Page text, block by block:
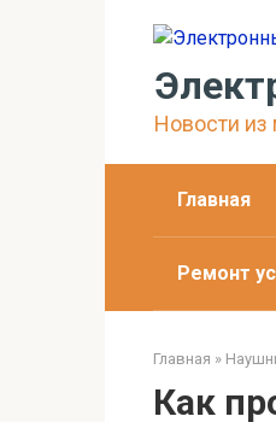
Новости из
Главная
Ремонт
Главная »
Как